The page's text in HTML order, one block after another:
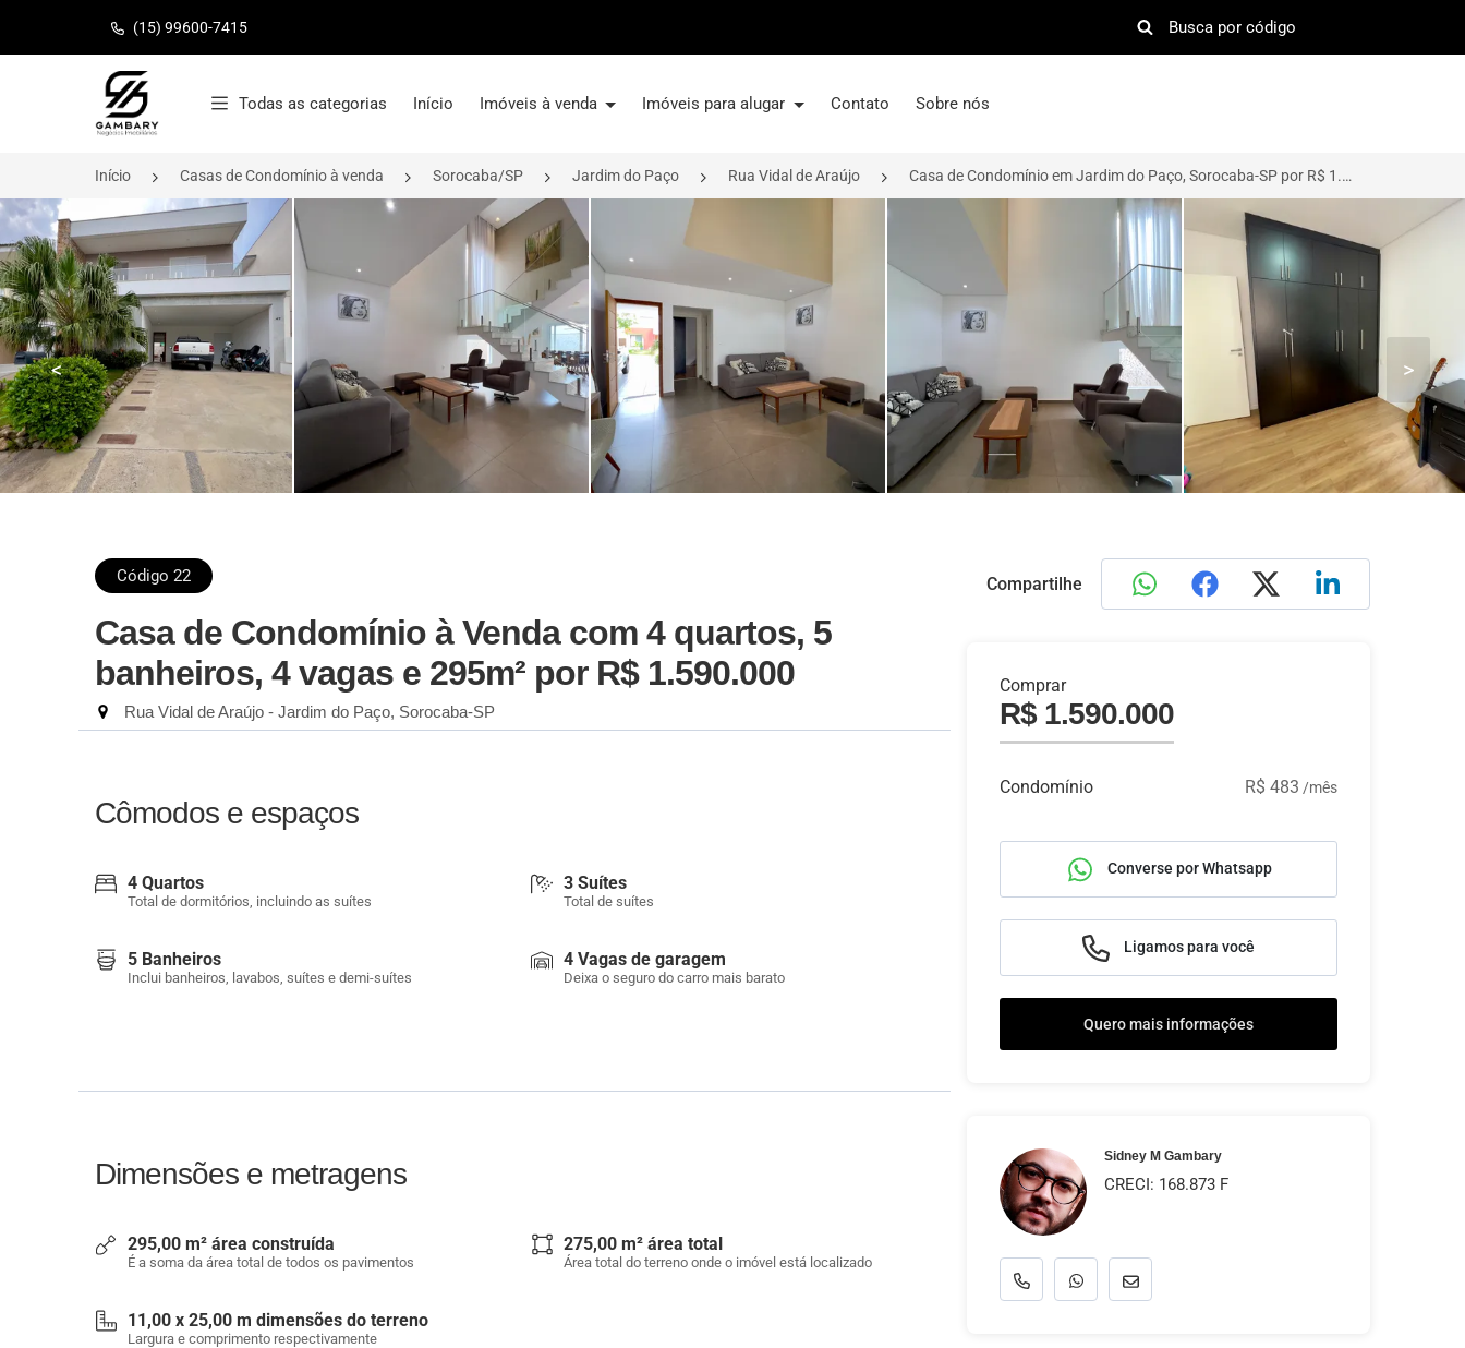
(15) 99600-7415
Página inicial
Todas as categorias Início Imóveis à venda Imóveis para alugar Contato Sobre nós
Início Casas de Condomínio à venda Sorocaba/SP Jardim do Paço Rua Vidal de Araújo Casa de Condomínio em Jardim do Paço, Sorocaba-SP por R$ 1.590.000
< >
Código 22
Casa de Condomínio à Venda com 4 quartos, 5
banheiros, 4 vagas e 295m² por R$ 1.590.000
Rua Vidal de Araújo - Jardim do Paço, Sorocaba-SP
Cômodos e espaços
4 Quartos
Total de dormitórios, incluindo as suítes
3 Suítes
Total de suítes
5 Banheiros
Inclui banheiros, lavabos, suítes e demi-suítes
4 Vagas de garagem
Deixa o seguro do carro mais barato
Dimensões e metragens
295,00 m² área construída
É a soma da área total de todos os pavimentos
275,00 m² área total
Área total do terreno onde o imóvel está localizado
11,00 x 25,00 m dimensões do terreno
Largura e comprimento respectivamente
Compartilhe
Comprar
R$ 1.590.000
Condomínio R$ 483 /mês
Converse por Whatsapp
Ligamos para você
Quero mais informações
Sidney M Gambary
CRECI: 168.873 F